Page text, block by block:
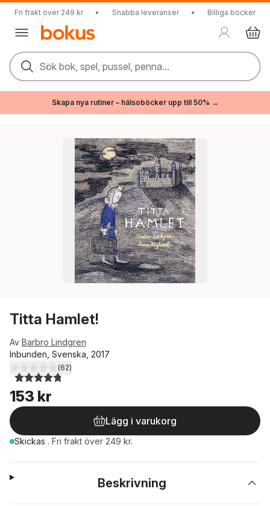
Fri frakt över 249 kr • Snabba leveranser • Billiga böcker
Sök bok, spel, pussel, penna...
Skapa nya rutiner – hälsoböcker upp till 50% →
Titta Hamlet!
Av Barbro Lindgren
Inbunden, Svenska, 2017
4,8utav 5 stjärnor. Totalt antal röster:
(62)
153 kr
Lägg i varukorg
Skickas . Fri frakt över 249 kr.
Beskrivning